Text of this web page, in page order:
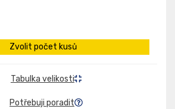
Zvolit počet kusů
Tabulka velikosti
Potřebuji poradit